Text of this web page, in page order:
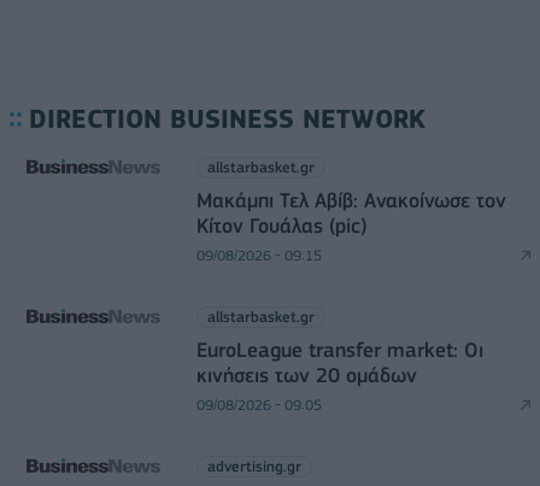
DIRECTION BUSINESS NETWORK
allstarbasket.gr
Μακάμπι Τελ Αβίβ: Ανακοίνωσε τον
Κίτον Γουάλας (pic)
09/08/2026 - 09:15
allstarbasket.gr
EuroLeague transfer market: Οι
κινήσεις των 20 ομάδων
09/08/2026 - 09:05
advertising.gr